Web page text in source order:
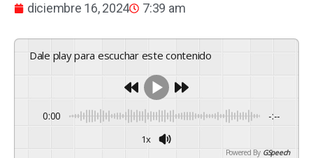
diciembre 16, 2024 7:39 am
Dale play para escuchar este contenido
0:00 -:--
1x
Powered By GSpeech